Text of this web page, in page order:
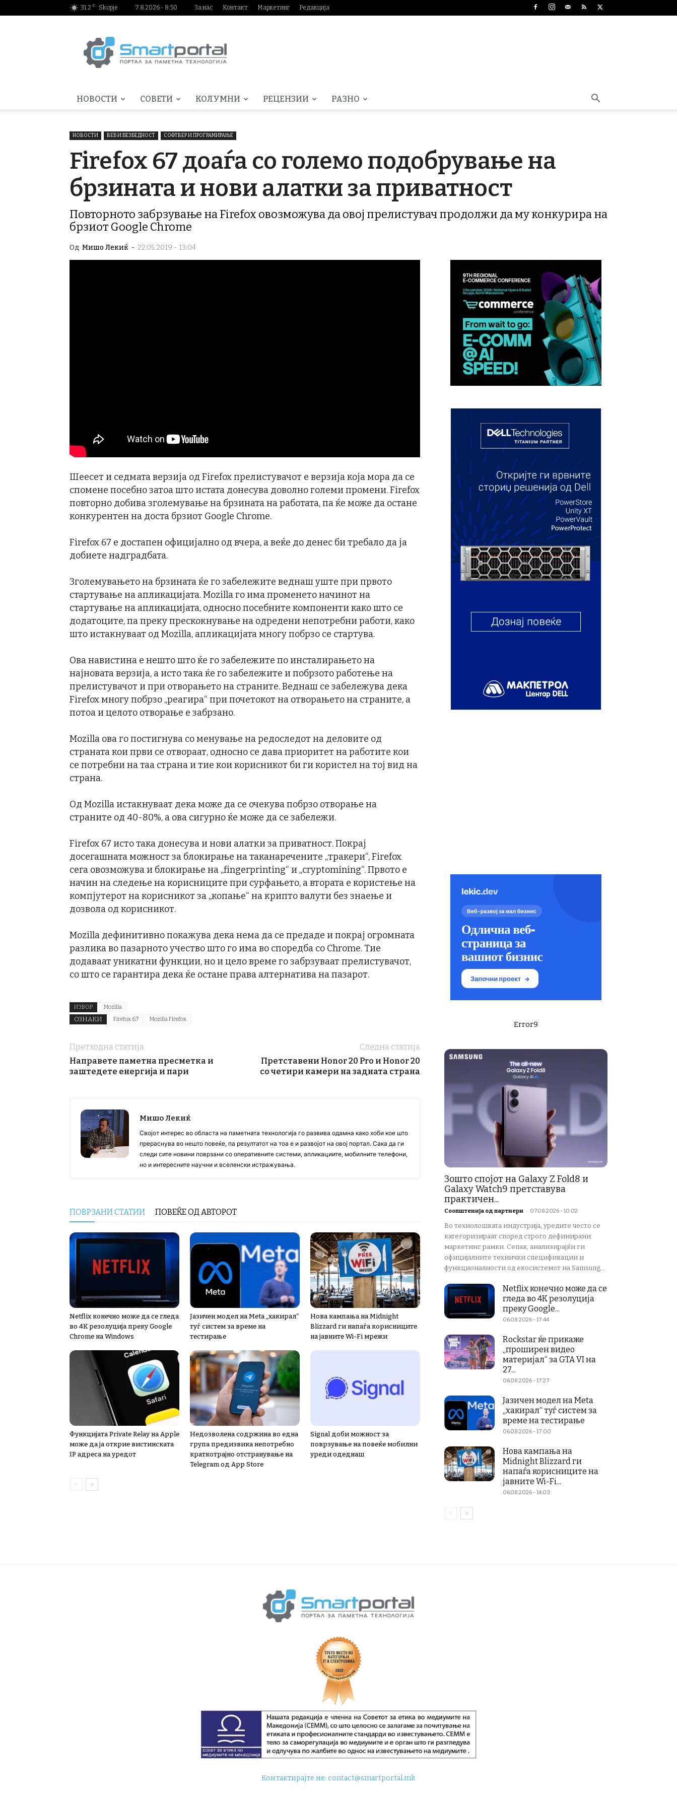
31.2 C Skopje 7.8.2026 - 8:50 За нас Контакт Маркетинг Редакција
НОВОСТИ СОВЕТИ КОЛУМНИ РЕЦЕНЗИИ РАЗНО
НОВОСТИ ВЕБ И БЕЗБЕДНОСТ СОФТВЕР И ПРОГРАМИРАЊЕ
Firefox 67 доаѓа со големо подобрување на
брзината и нови алатки за приватност
Повторното забрзување на Firefox овозможува да овој прелистувач продолжи да му конкурира на
брзиот Google Chrome
Од Мишо Лекиќ - 22.05.2019 - 13:04
Шеесет и седмата верзија од Firefox прелистувачот е верзија која мора да се
спомене посебно затоа што истата донесува доволно големи промени. Firefox
повторно добива зголемување на брзината на работата, па ќе може да остане
конкурентен на доста брзиот Google Chrome.
Firefox 67 е достапен официјално од вчера, а веќе до денес би требало да ја
добиете надградбата.
Зголемувањето на брзината ќе го забележите веднаш уште при првото
стартување на апликацијата. Mozilla го има променето начинот на
стартување на апликацијата, односно посебните компоненти како што се
додатоците, па преку прескокнување на одредени непотребни работи, како
што истакнуваат од Mozilla, апликацијата многу побрзо се стартува.
Ова навистина е нешто што ќе го забележите по инсталирањето на
најновата верзија, а исто така ќе го забележите и побрзото работење на
прелистувачот и при отворањето на страните. Веднаш се забележува дека
Firefox многу побрзо „реагира“ при почетокот на отворањето на страните, а
потоа и целото отворање е забрзано.
Mozilla ова го постигнува со менување на редоследот на деловите од
страната кои први се отвораат, односно се дава приоритет на работите кои
се потребни на таа страна и тие кои корисникот би ги користел на тој вид на
страна.
Од Mozilla истакнуваат дека може да се очекува побрзо отворање на
страните од 40-80%, а ова сигурно ќе може да се забележи.
Firefox 67 исто така донесува и нови алатки за приватност. Покрај
досегашната можност за блокирање на таканаречените „тракери“, Firefox
сега овозможува и блокирање на „fingerprinting“ и „cryptomining“. Првото е
начин на следење на корисниците при сурфањето, а втората е користење на
компјутерот на корисникот за „копање“ на крипто валути без знаење и
дозвола од корисникот.
Mozilla дефинитивно покажува дека нема да се предаде и покрај огромната
разлика во пазарното учество што го има во споредба со Chrome. Тие
додаваат уникатни функции, но и цело време го забрзуваат прелистувачот,
со што се гарантира дека ќе остане права алтернатива на пазарот.
ИЗВОР Mozilla
ОЗНАКИ Firefox 67 Mozilla Firefox
Претходна статија
Направете паметна пресметка и
заштедете енергија и пари
Следна статија
Претставени Honor 20 Pro и Honor 20
со четири камери на задната страна
Мишо Лекиќ
Својот интерес во областа на паметната технологија го развива одамна како хоби кое што
прераснува во нешто повеќе, па резултатот на тоа е и развојот на овој портал. Сака да ги
следи сите новини поврзани со оперативните системи, апликациите, мобилните телефони,
но и интересните научни и вселенски истражувања.
ПОВРЗАНИ СТАТИИ ПОВЕЌЕ ОД АВТОРОТ
Netflix конечно може да се гледа
во 4K резолуција преку Google
Chrome на Windows
Јазичен модел на Meta „хакирал“
туѓ систем за време на
тестирање
Нова кампања на Midnight
Blizzard ги напаѓа корисниците
на јавните Wi-Fi мрежи
Функцијата Private Relay на Apple
може да ја открие вистинската
IP адреса на уредот
Недозволена содржина во една
група предизвика непотребно
краткотрајно отстранување на
Telegram од App Store
Signal доби можност за
поврзување на повеќе мобилни
уреди одеднаш
Error9
Зошто спојот на Galaxy Z Fold8 и
Galaxy Watch9 претставува
практичен...
Соопштенија од партнери - 07.08.2026 - 10:02
Во технолошката индустрија, уредите често се
категоризираат според строго дефинирани
маркетинг рамки. Сепак, анализирајќи ги
официјалните технички спецификации и
функционалности од екосистемот на Samsung,...
Netflix конечно може да се
гледа во 4K резолуција
преку Google...
06.08.2026 - 17:44
Rockstar ќе прикаже
„проширен видео
материјал“ за GTA VI на
27...
06.08.2026 - 17:27
Јазичен модел на Meta
„хакирал“ туѓ систем за
време на тестирање
06.08.2026 - 17:00
Нова кампања на
Midnight Blizzard ги
напаѓа корисниците на
јавните Wi-Fi...
06.08.2026 - 14:03
Контактирајте не:contact@smartportal.mk